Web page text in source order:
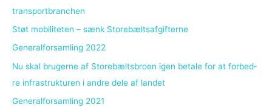
transportbranchen
Støt mobiliteten – sænk Storebæltsafgifterne
Generalforsamling 2022
Nu skal bru­ger­ne af Sto­re­bælts­bro­en igen be­ta­le for at for­bed­
re in­fra­struk­tu­ren i an­dre dele af lan­det
Generalforsamling 2021